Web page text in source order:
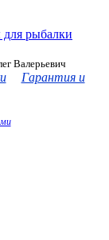
Валерьевич
Гарантия и